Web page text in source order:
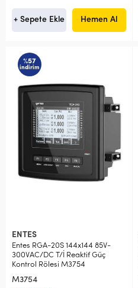
+ Sepete Ekle Hemen Al
%57
indirim
ENTES
Entes RGA-20S 144x144 85V-
300VAC/DC T/İ Reaktif Güç
Kontrol Rölesi M3754
M3754